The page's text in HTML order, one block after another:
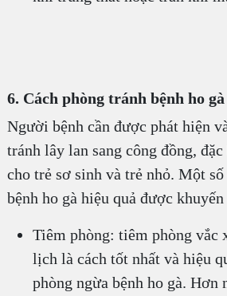
6. Cách phòng tránh bệnh ho gà
Người bệnh cần được phát hiện
tránh lây lan sang công đồng,
cho trẻ sơ sinh và trẻ nhỏ. Một số
bệnh ho gà hiệu quả được
Tiêm phòng: tiêm phòng vắc
lịch là cách tốt nhất và hiệu
phòng ngừa bệnh ho gà. Hơn